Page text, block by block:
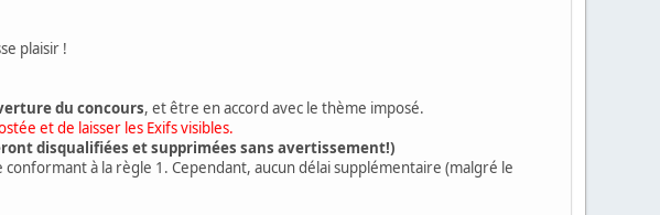
plaisir !
du concours, et être en accord avec le thème imposé.
et de laisser les Exifs visibles.
disqualifiées et supprimées sans avertissement!)
à la règle 1. Cependant, aucun délai supplémentaire (malgré le